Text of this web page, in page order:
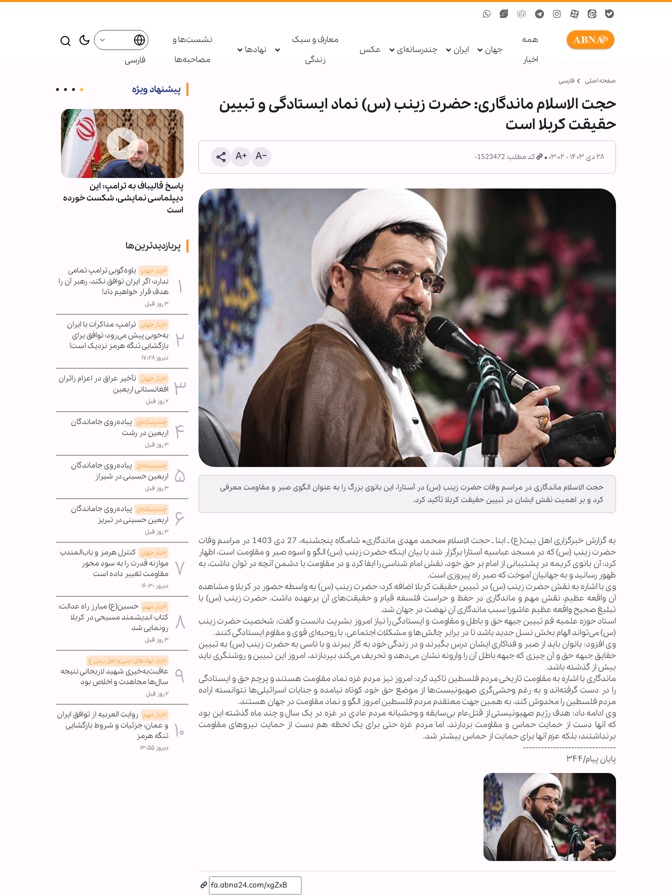
همه
اخبار
جهان ایران چندرسانه‌ای عکس
معارف و سبک
زندگی
نهادها
نشست‌ها و
مصاحبه‌ها
فارسی
صفحه اصلی فارسی
حجت الاسلام ماندگاری: حضرت زینب (س) نماد ایستادگی و تبیین
حقیقت کربلا است
۲۸ دی ۱۴۰۳ - ۰۳:۰۲ کد مطلب: 1523472-
حجت الاسلام ماندگاری در مراسم وفات حضرت زینب (س) در آستارا، این بانوی بزرگ را به عنوان الگوی صبر و مقاومت معرفی
کرد و بر اهمیت نقش ایشان در تبیین حقیقت کربلا تأکید کرد.
به گزارش خبرگزاری اهل بیت(ع) ـ ابنا ـ حجت الاسلام «محمد مهدی ماندگاری» شامگاه پنجشنبه، 27 دی 1403 در مراسم وفات
حضرت زینب (س) که در مسجد عباسیه آستارا برگزار شد با بیان اینکه حضرت زینب (س) الگو و اسوه صبر و مقاومت است، اظهار
کرد: آن بانوی کریمه در پشتیبانی از امام بر حق خود، نقش امام شناسی را ایفا کرد و در مقاومت با دشمن آنچه در توان داشت، به
ظهور رسانید و به جهانیان آموخت که صبر راه پیروزی است.
وی با اشاره به نقش حضرت زینب (س) در تبیین حقیقت کربلا اضافه کرد: حضرت زینب (س) به واسطه حضور در کربلا و مشاهده
آن واقعه عظیم، نقش مهم و ماندگاری در حفظ و حراست فلسفه قیام و حقیقت‌های آن برعهده داشت، حضرت زینب (س) با
تبلیغ صحیح واقعه عظیم عاشورا سبب ماندگاری آن نهضت در جهان شد.
استاد حوزه علمیه قم تبیین جبهه حق و باطل و مقاومت و ایستادگی را نیاز امروز بشریت دانست و گفت: شخصیت حضرت زینب
(س) می‌تواند الهام بخش نسل جدید باشد تا در برابر چالش‌ها و مشکلات اجتماعی، با روحیه‌ای قوی و مقاوم ایستادگی کنند.
وی افزود: بانوان باید از صبر و فداکاری ایشان درس بگیرند و در زندگی خود به کار ببرند و با تاسی به حضرت زینب (س) به تبیین
حقایق جبهه حق و آن چیزی که جبهه باطل آن را وارونه نشان می‌دهد و تحریف می‌کند بپردازند، امروز این تبیین و روشنگری باید
بیش از گذشته باشد.
ماندگاری با اشاره به مقاومت تاریخی مردم فلسطین تاکید کرد: امروز نیز مردم غزه نماد مقاومت هستند و پرچم حق و ایستادگی
را در دست گرفته‌اند و به رغم وحشی‌گری صهیونیست‌ها از موضع حق خود کوتاه نیامده و جنایات اسرائیلی‌ها نتوانسته اراده
مردم فلسطین را مخدوش کند، به همین جهت معتقدم مردم فلسطین امروز الگو و نماد مقاومت در جهان هستند.
وی ادامه داد: هدف رژیم صهیونیستی از قتل‌عام بی‌سابقه و وحشیانه مردم عادی در غزه در یک سال و چند ماه گذشته این بود
که آنها دست از حمایت حماس و مقاومت بردارند، اما مردم غزه حتی برای یک لحظه هم دست از حمایت نیروهای مقاومت
برنداشتند؛ بلکه عزم آنها برای حمایت از حماس بیشتر شد.
-------------------------------
پایان پیام/۳۴۴
پیشنهاد ویژه
حزب‌الله: دولت لبنان مذاکرات و
امتیازدهی به تل‌آویو را متوقف کند
پاسخ قالیباف به ترامپ: این
دیپلماسی نمایشی، شکست خورده
است
پربازدیدترین‌ها
اخبار جهان یاوه‌گویی ترامپ تمامی
ندارد؛ اگر ایران توافق نکند، رهبر آن را
هدف قرار خواهیم داد!
۳ روز قبل
اخبار جهان ترامپ: مذاکرات با ایران
به‌خوبی پیش می‌رود؛ توافق برای
بازگشایی تنگه هرمز نزدیک است!
دیروز ۱۷:۲۸
اخبار جهان تأخیر عراق در اعزام زائران
افغانستانی اربعین
۲ روز قبل
چندرسانه‌ای پیاده‌روی جاماندگان
اربعین در رشت
۳ روز قبل
چندرسانه‌ای پیاده‌روی جاماندگان
اربعین حسینی در شیراز
۳ روز قبل
چندرسانه‌ای پیاده‌روی جاماندگان
اربعین حسینی در تبریز
۳ روز قبل
اخبار جهان کنترل هرمز و باب‌المندب
موازنه قدرت را به سود محور
مقاومت تغییر داده است
دیروز ۱۶:۳۰
اخبار مهم حسین(ع) مبارز راه عدالت؛
کتاب اندیشمند مسیحی در کربلا
رونمایی شد
۳ روز قبل
اخبار نهادهای دینی و اهل بیتی ع
عاقبت‌به‌خیری شهید لاریجانی نتیجه
سال‌ها مجاهدت و اخلاص بود
۲ روز قبل
اخبار مهم روایت العربیه از توافق ایران
و عمان؛ جزئیات و شروط بازگشایی
تنگه هرمز
دیروز ۱۳:۵۵